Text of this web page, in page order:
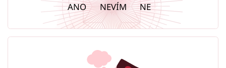
ANO NEVÍM NE